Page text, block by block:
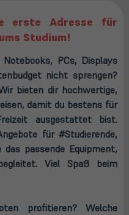
erste Adresse für
Studium!
PCs, Displays
nicht sprengen?
bieten dir hochwertige,
damit du bestens für
ausgestattet bist.
für #Studierende,
passende Equipment,
Viel Spaß beim
profitieren? Welche